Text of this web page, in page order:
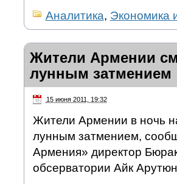
Аналитика, Экономика
Жители Армении
лунным затмением
15 июня 2011, 19:32
Жители Армении в ночь
лунным затмением,
Армения» директор
обсерватории Айк